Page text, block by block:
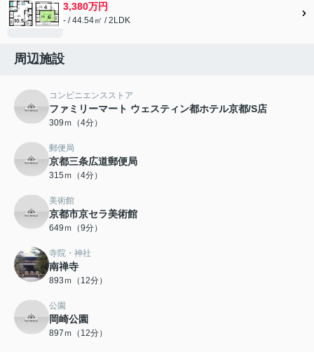
3,380万円
- / 44.54㎡ / 2LDK
周辺施設
コンビニエンスストア
ファミリーマート ウェスティン都ホテル京都/S店
309ｍ（4分）
郵便局
京都三条広道郵便局
315ｍ（4分）
美術館
京都市京セラ美術館
649ｍ（9分）
寺院・神社
南禅寺
893ｍ（12分）
公園
岡崎公園
897ｍ（12分）